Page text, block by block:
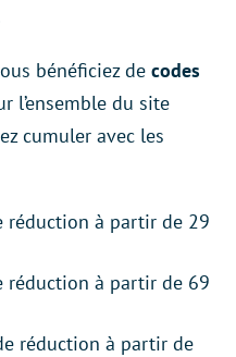
bénéficiez de codes
l’ensemble du site
cumuler avec les
réduction à partir de 29
réduction à partir de 69
réduction à partir de